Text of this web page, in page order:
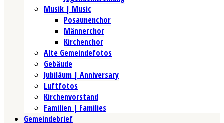
Musik | Music
Posaunenchor
Männerchor
Kirchenchor
Alte Gemeindefotos
Gebäude
Jubiläum | Anniversary
Luftfotos
Kirchenvorstand
Familien | Families
Gemeindebrief